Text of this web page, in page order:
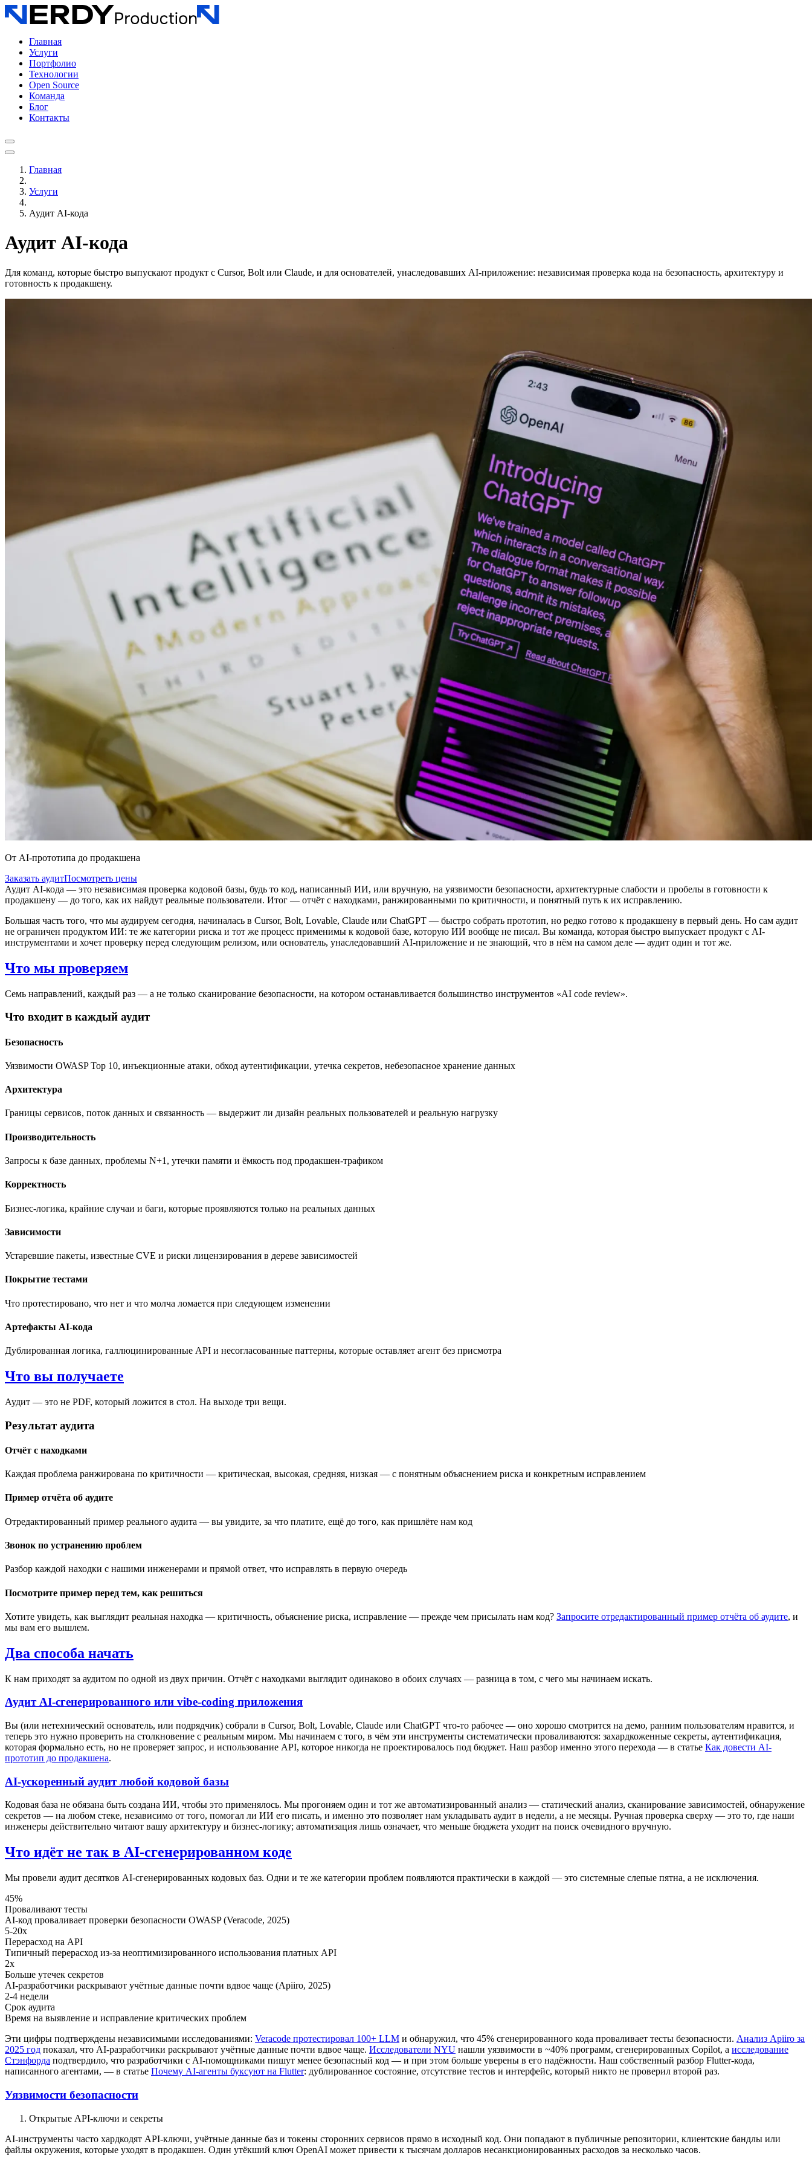
Главная
Услуги
Портфолио
Технологии
Open Source
Команда
Блог
Контакты
Главная
Услуги
Аудит AI-кода
Аудит AI-кода
Для команд, которые быстро выпускают продукт с Cursor, Bolt или Claude, и для основателей, унаследовавших AI-приложение: независимая проверка кода на безопасность, архитектуру и
готовность к продакшену.
От AI-прототипа до продакшена
Заказать аудитПосмотреть цены
Аудит AI-кода — это независимая проверка кодовой базы, будь то код, написанный ИИ, или вручную, на уязвимости безопасности, архитектурные слабости и пробелы в готовности к
продакшену — до того, как их найдут реальные пользователи. Итог — отчёт с находками, ранжированными по критичности, и понятный путь к их исправлению.
Большая часть того, что мы аудируем сегодня, начиналась в Cursor, Bolt, Lovable, Claude или ChatGPT — быстро собрать прототип, но редко готово к продакшену в первый день. Но сам аудит
не ограничен продуктом ИИ: те же категории риска и тот же процесс применимы к кодовой базе, которую ИИ вообще не писал. Вы команда, которая быстро выпускает продукт с AI-
инструментами и хочет проверку перед следующим релизом, или основатель, унаследовавший AI-приложение и не знающий, что в нём на самом деле — аудит один и тот же.
Что мы проверяем
Семь направлений, каждый раз — а не только сканирование безопасности, на котором останавливается большинство инструментов «AI code review».
Что входит в каждый аудит
Безопасность
Уязвимости OWASP Top 10, инъекционные атаки, обход аутентификации, утечка секретов, небезопасное хранение данных
Архитектура
Границы сервисов, поток данных и связанность — выдержит ли дизайн реальных пользователей и реальную нагрузку
Производительность
Запросы к базе данных, проблемы N+1, утечки памяти и ёмкость под продакшен-трафиком
Корректность
Бизнес-логика, крайние случаи и баги, которые проявляются только на реальных данных
Зависимости
Устаревшие пакеты, известные CVE и риски лицензирования в дереве зависимостей
Покрытие тестами
Что протестировано, что нет и что молча ломается при следующем изменении
Артефакты AI-кода
Дублированная логика, галлюцинированные API и несогласованные паттерны, которые оставляет агент без присмотра
Что вы получаете
Аудит — это не PDF, который ложится в стол. На выходе три вещи.
Результат аудита
Отчёт с находками
Каждая проблема ранжирована по критичности — критическая, высокая, средняя, низкая — с понятным объяснением риска и конкретным исправлением
Пример отчёта об аудите
Отредактированный пример реального аудита — вы увидите, за что платите, ещё до того, как пришлёте нам код
Звонок по устранению проблем
Разбор каждой находки с нашими инженерами и прямой ответ, что исправлять в первую очередь
Посмотрите пример перед тем, как решиться
Хотите увидеть, как выглядит реальная находка — критичность, объяснение риска, исправление — прежде чем присылать нам код? Запросите отредактированный пример отчёта об аудите, и
мы вам его вышлем.
Два способа начать
К нам приходят за аудитом по одной из двух причин. Отчёт с находками выглядит одинаково в обоих случаях — разница в том, с чего мы начинаем искать.
Аудит AI-сгенерированного или vibe-coding приложения
Вы (или нетехнический основатель, или подрядчик) собрали в Cursor, Bolt, Lovable, Claude или ChatGPT что-то рабочее — оно хорошо смотрится на демо, ранним пользователям нравится, и
теперь это нужно проверить на столкновение с реальным миром. Мы начинаем с того, в чём эти инструменты систематически проваливаются: захардкоженные секреты, аутентификация,
которая формально есть, но не проверяет запрос, и использование API, которое никогда не проектировалось под бюджет. Наш разбор именно этого перехода — в статье Как довести AI-
прототип до продакшена.
AI-ускоренный аудит любой кодовой базы
Кодовая база не обязана быть создана ИИ, чтобы это применялось. Мы прогоняем один и тот же автоматизированный анализ — статический анализ, сканирование зависимостей, обнаружение
секретов — на любом стеке, независимо от того, помогал ли ИИ его писать, и именно это позволяет нам укладывать аудит в недели, а не месяцы. Ручная проверка сверху — это то, где наши
инженеры действительно читают вашу архитектуру и бизнес-логику; автоматизация лишь означает, что меньше бюджета уходит на поиск очевидного вручную.
Что идёт не так в AI-сгенерированном коде
Мы провели аудит десятков AI-сгенерированных кодовых баз. Одни и те же категории проблем появляются практически в каждой — это системные слепые пятна, а не исключения.
45%
Проваливают тесты
AI-код проваливает проверки безопасности OWASP (Veracode, 2025)
5-20x
Перерасход на API
Типичный перерасход из-за неоптимизированного использования платных API
2x
Больше утечек секретов
AI-разработчики раскрывают учётные данные почти вдвое чаще (Apiiro, 2025)
2-4 недели
Срок аудита
Время на выявление и исправление критических проблем
Эти цифры подтверждены независимыми исследованиями: Veracode протестировал 100+ LLM и обнаружил, что 45% сгенерированного кода проваливает тесты безопасности. Анализ Apiiro за
2025 год показал, что AI-разработчики раскрывают учётные данные почти вдвое чаще. Исследователи NYU нашли уязвимости в ~40% программ, сгенерированных Copilot, а исследование
Стэнфорда подтвердило, что разработчики с AI-помощниками пишут менее безопасный код — и при этом больше уверены в его надёжности. Наш собственный разбор Flutter-кода,
написанного агентами, — в статье Почему AI-агенты буксуют на Flutter: дублированное состояние, отсутствие тестов и интерфейс, который никто не проверил второй раз.
Уязвимости безопасности
Открытые API-ключи и секреты
AI-инструменты часто хардкодят API-ключи, учётные данные баз и токены сторонних сервисов прямо в исходный код. Они попадают в публичные репозитории, клиентские бандлы или
файлы окружения, которые уходят в продакшен. Один утёкший ключ OpenAI может привести к тысячам долларов несанкционированных расходов за несколько часов.